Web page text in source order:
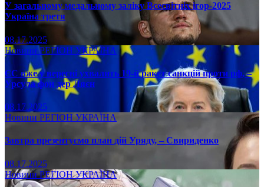
У загальному медальному заліку Всесвітніх ігор-2025
Україна третя
08.17.2025
НовиниРЕГІОН УКРАЇНА
ЄС вже у вересні ухвалить 19-й ракет санкцій проти рф, –
Урсула фон дер Ляєн
08.17.2025
Новини РЕГІОН УКРАЇНА
Завтра презентуємо план дій Уряду, – Свириденко
08.17.2025
НовиниРЕГІОНУКРАЇНА